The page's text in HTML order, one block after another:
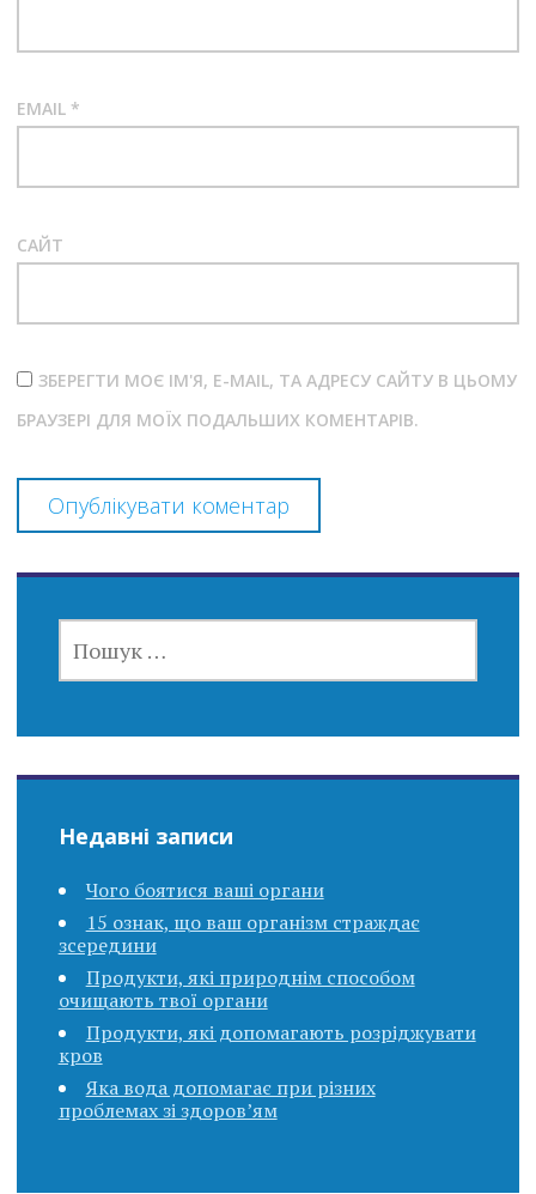
EMAIL *
САЙТ
ЗБЕРЕГТИ МОЄ ІМ'Я, E-MAIL, ТА АДРЕСУ САЙТУ В ЦЬОМУ
БРАУЗЕРІ ДЛЯ МОЇХ ПОДАЛЬШИХ КОМЕНТАРІВ.
Недавні записи
Чого боятися ваші органи
15 ознак, що ваш організм страждає
зсередини
Продукти, які природнім способом
очищають твої органи
Продукти, які допомагають розріджувати
кров
Яка вода допомагає при різних
проблемах зі здоров’ям